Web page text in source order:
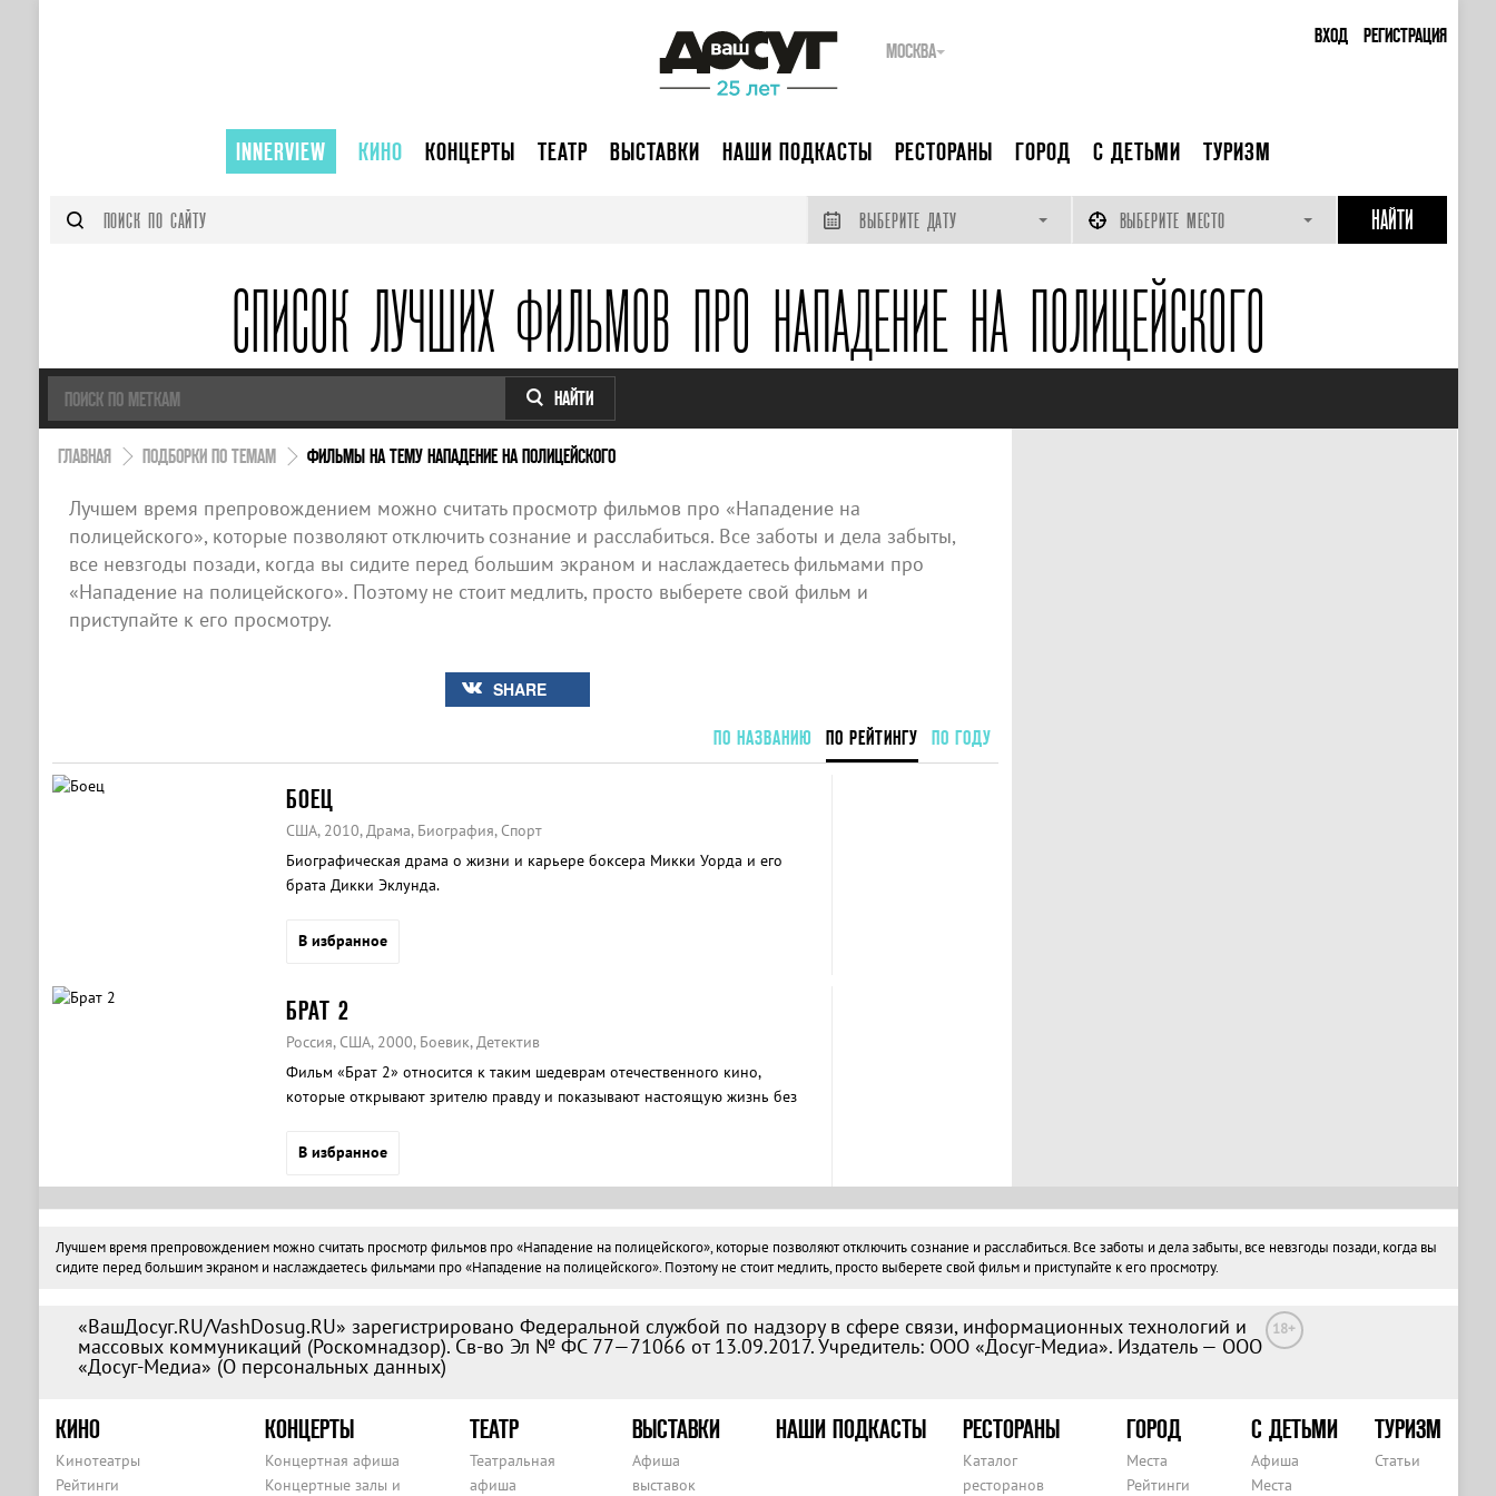
ВХОД РЕГИСТРАЦИЯ
МОСКВА
INNERVIEW КИНО КОНЦЕРТЫ ТЕАТР ВЫСТАВКИ НАШИ ПОДКАСТЫ РЕСТОРАНЫ ГОРОД С ДЕТЬМИ ТУРИЗМ
ВЫБЕРИТЕ ДАТУ ВЫБЕРИТЕ МЕСТО
СПИСОК ЛУЧШИХ ФИЛЬМОВ ПРО НАПАДЕНИЕ НА ПОЛИЦЕЙСКОГО
НАЙТИ
ГЛАВНАЯ ПОДБОРКИ ПО ТЕМАМ ФИЛЬМЫ НА ТЕМУ НАПАДЕНИЕ НА ПОЛИЦЕЙСКОГО
Лучшем время препровождением можно считать просмотр фильмов про «Нападение на
полицейского», которые позволяют отключить сознание и расслабиться. Все заботы и дела забыты,
все невзгоды позади, когда вы сидите перед большим экраном и наслаждаетесь фильмами про
«Нападение на полицейского». Поэтому не стоит медлить, просто выберете свой фильм и
приступайте к его просмотру.
SHARE
ПО НАЗВАНИЮ ПО РЕЙТИНГУ ПО ГОДУ
БОЕЦ
США, 2010, Драма, Биография, Спорт
Биографическая драма о жизни и карьере боксера Микки Уорда и его
брата Дикки Эклунда.
В избранное
БРАТ 2
Россия, США, 2000, Боевик, Детектив
Фильм «Брат 2» относится к таким шедеврам отечественного кино,
которые открывают зрителю правду и показывают настоящую жизнь без
В избранное
Лучшем время препровождением можно считать просмотр фильмов про «Нападение на полицейского», которые позволяют отключить сознание и расслабиться. Все заботы и дела забыты, все невзгоды позади, когда вы
сидите перед большим экраном и наслаждаетесь фильмами про «Нападение на полицейского». Поэтому не стоит медлить, просто выберете свой фильм и приступайте к его просмотру.
«ВашДосуг.RU/VashDosug.RU» зарегистрировано Федеральной службой по надзору в сфере связи, информационных технологий и
массовых коммуникаций (Роскомнадзор). Св-во Эл № ФС 77—71066 от 13.09.2017. Учредитель: ООО «Досуг-Медиа». Издатель — ООО
«Досуг-Медиа» (О персональных данных)
18+
КИНО
Кинотеатры
Рейтинги
КОНЦЕРТЫ
Концертная афиша
Концертные залы и
ТЕАТР
Театральная
афиша
ВЫСТАВКИ
Афиша
выставок
НАШИ ПОДКАСТЫ РЕСТОРАНЫ
Каталог
ресторанов
ГОРОД
Места
Рейтинги
С ДЕТЬМИ
Афиша
Места
ТУРИЗМ
Статьи